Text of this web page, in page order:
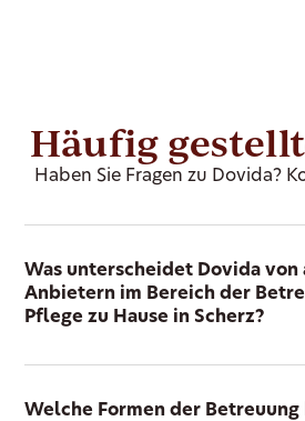
Häufig
Haben Sie Fragen zu Dovida?
Was unterscheidet Dovida von
Anbietern im Bereich der
Pflege zu Hause in Scherz?
Welche Formen der Betreuung